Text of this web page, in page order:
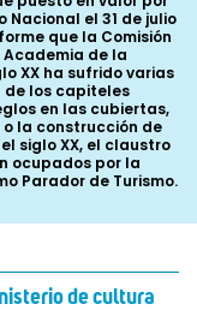
de cultura